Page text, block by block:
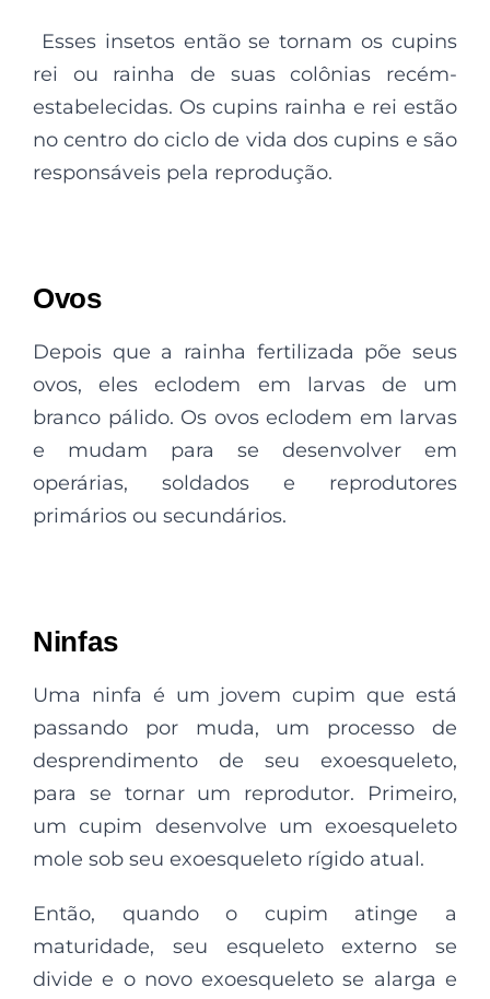
Esses insetos então se tornam os cupins
rei ou rainha de suas colônias recém-
estabelecidas. Os cupins rainha e rei estão
no centro do ciclo de vida dos cupins e são
responsáveis ​​pela reprodução.
Ovos
Depois que a rainha fertilizada põe seus
ovos, eles eclodem em larvas de um
branco pálido. Os ovos eclodem em larvas
e mudam para se desenvolver em
operárias, soldados e reprodutores
primários ou secundários.
Ninfas
Uma ninfa é um jovem cupim que está
passando por muda, um processo de
desprendimento de seu exoesqueleto,
para se tornar um reprodutor. Primeiro,
um cupim desenvolve um exoesqueleto
mole sob seu exoesqueleto rígido atual.
Então, quando o cupim atinge a
maturidade, seu esqueleto externo se
divide e o novo exoesqueleto se alarga e